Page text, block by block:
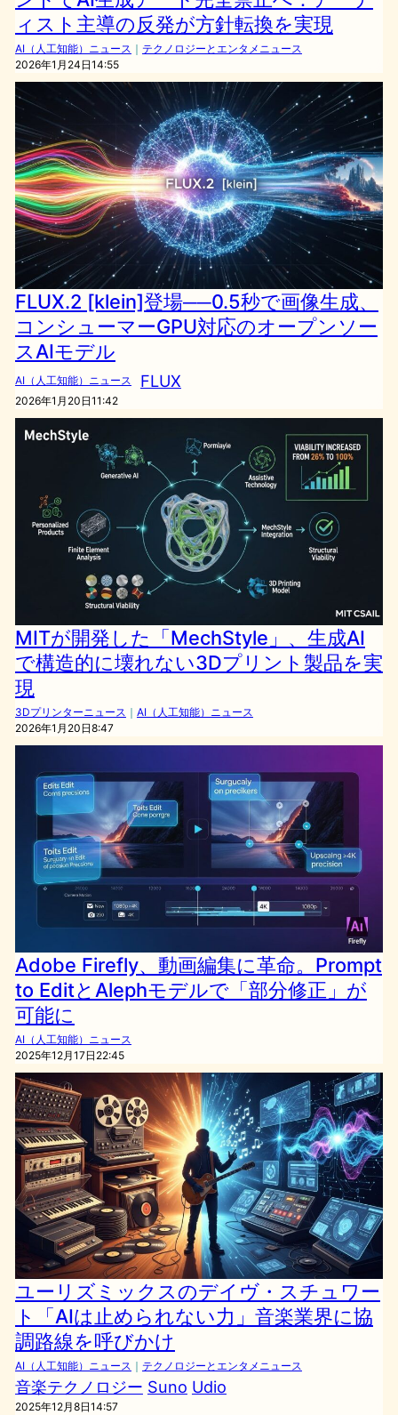
ィスト主導の反発が方針転換を実現
AI（人工知能）ニュース ｜ テクノロジーとエンタメニュース
2026年1月24日14:55
FLUX.2 [klein]登場──0.5秒で画像生成、
コンシューマーGPU対応のオープンソー
スAIモデル
AI（人工知能）ニュース FLUX
2026年1月20日11:42
MITが開発した「MechStyle」、生成AI
で構造的に壊れない3Dプリント製品を実
現
3Dプリンターニュース ｜ AI（人工知能）ニュース
2026年1月20日8:47
Adobe Firefly、動画編集に革命。Prompt
to EditとAlephモデルで「部分修正」が
可能に
AI（人工知能）ニュース
2025年12月17日22:45
ユーリズミックスのデイヴ・スチュワー
ト「AIは止められない力」音楽業界に協
調路線を呼びかけ
AI（人工知能）ニュース ｜ テクノロジーとエンタメニュース
音楽テクノロジー Suno Udio
2025年12月8日14:57